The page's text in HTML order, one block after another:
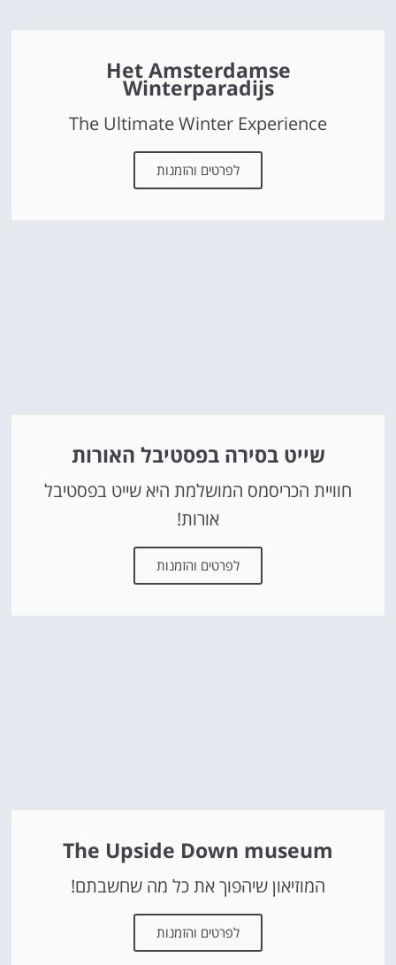
Het Amsterdamse
Winterparadijs
The Ultimate Winter Experience
לפרטים והזמנות
שייט בסירה בפסטיבל האורות
חוויית הכריסמס המושלמת היא שייט בפסטיבל
אורות!
לפרטים והזמנות
The Upside Down museum
המוזיאון שיהפוך את כל מה שחשבתם!
לפרטים והזמנות